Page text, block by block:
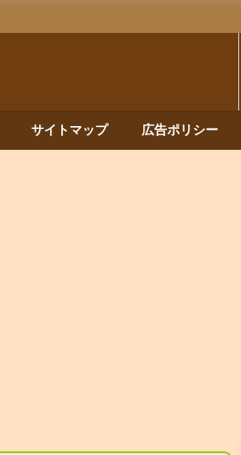
サイトマップ 広告ポリシー